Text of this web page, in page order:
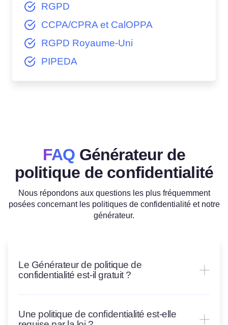
RGPD
CCPA/CPRA et CalOPPA
RGPD Royaume-Uni
PIPEDA
FAQ Générateur de
politique de confidentialité
Nous répondons aux questions les plus fréquemment
posées concernant les politiques de confidentialité et notre
générateur.
Le Générateur de politique de
confidentialité est-il gratuit ?
Une politique de confidentialité est-elle